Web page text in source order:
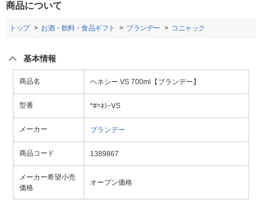
商品について
トップ お酒・飲料・食品ギフト ブランデー コニャック
基本情報
商品名 ヘネシー VS 700ml【ブランデー】
型番 *#ﾍﾈｼｰVS
メーカー ブランデー
商品コード 1389867
メーカー希望小売
価格
オープン価格